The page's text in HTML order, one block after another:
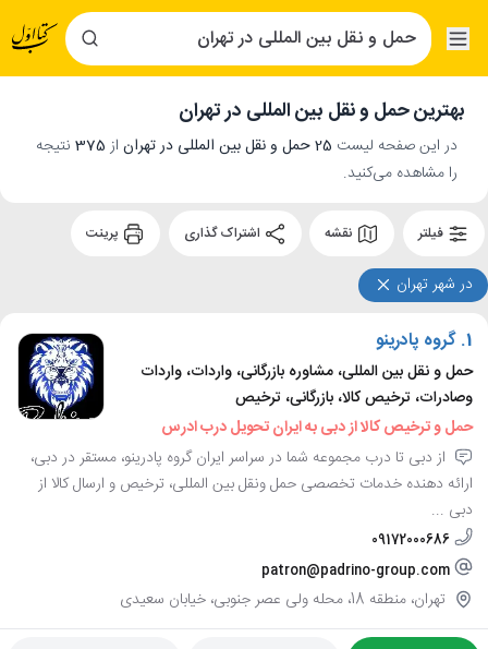
بهترین حمل و نقل بین المللی در تهران
در این صفحه لیست 25 حمل و نقل بین المللی در تهران از 375 نتیجه
را مشاهده می‌کنید.
فیلتر نقشه
در شهر تهران
1. گروه پادرینو
حمل و نقل بین المللی، مشاوره بازرگانی، واردات، واردات
وصادرات، ترخیص کالا، بازرگانی، ترخیص
حمل و ترخیص کالا از دبی به ایران تحویل درب ادرس
از دبی تا درب مجموعه شما در سراسر ایران گروه پادرینو، مستقر در دبی،
ارائه دهنده خدمات تخصصی حمل ونقل بین المللی، ترخیص و ارسال کالا از
دبی ...
09172000686
patron@padrino-group.com
تهران، منطقه 18، محله ولی عصر جنوبی، خیابان سعیدی